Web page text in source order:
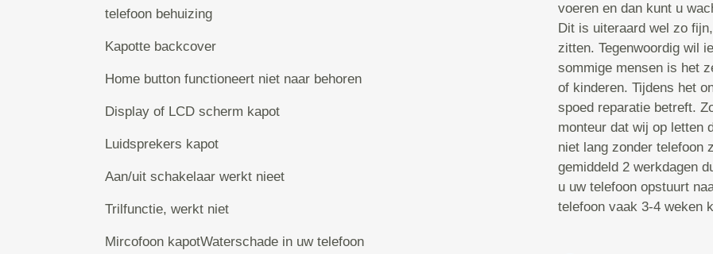
telefoon behuizing
Kapotte backcover
Home button functioneert niet naar behoren
Display of LCD scherm kapot
Luidsprekers kapot
Aan/uit schakelaar werkt nieet
Trilfunctie, werkt niet
Mircofoon kapotWaterschade in uw telefoon
voeren en dan kunt u
Dit is uiteraard wel zo
zitten. Tegenwoordig wil
sommige mensen is het
of kinderen. Tijdens het
spoed reparatie betreft.
monteur dat wij op letten
niet lang zonder telefoon
gemiddeld 2 werkdagen
u uw telefoon opstuurt
telefoon vaak 3-4 weken